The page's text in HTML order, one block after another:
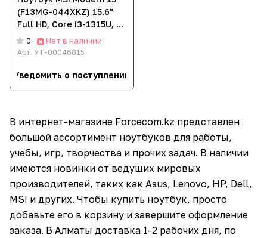
(F13MG-044XKZ) 15.6"
Full HD, Core i3-1315U, 16
ГБ ОЗУ, 512 ГБ SSD, DOS
0 Нет в наличии
Арт. УТ-00046815
Уведомить о поступлении
В интернет-магазине Forcecom.kz представлен
большой ассортимент ноутбуков для работы,
учебы, игр, творчества и прочих задач. В наличии
имеются новинки от ведущих мировых
производителей, таких как Asus, Lenovo, HP, Dell,
MSI и других. Чтобы купить ноутбук, просто
добавьте его в корзину и завершите оформление
заказа. В Алматы доставка 1-2 рабочих дня, по